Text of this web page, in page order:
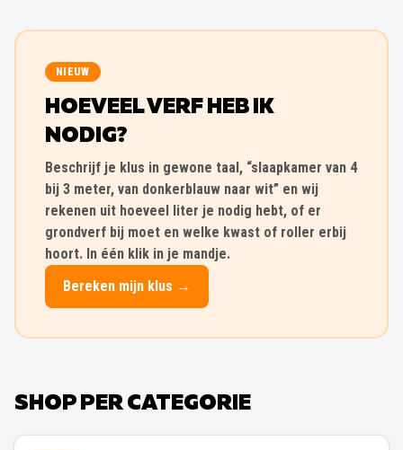
NIEUW
HOEVEEL VERF HEB IK
NODIG?
Beschrijf je klus in gewone taal, “slaapkamer van 4
bij 3 meter, van donkerblauw naar wit” en wij
rekenen uit hoeveel liter je nodig hebt, of er
grondverf bij moet en welke kwast of roller erbij
hoort. In één klik in je mandje.
Bereken mijn klus →
SHOP PER CATEGORIE